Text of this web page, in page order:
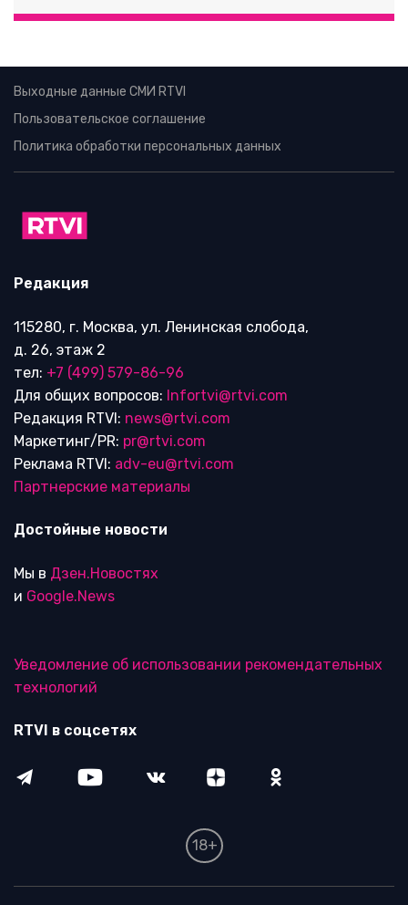
Выходные данные СМИ RTVI
Пользовательское соглашение
Политика обработки персональных данных
Редакция
115280, г. Москва, ул. Ленинская слобода,
д. 26, этаж 2
тел: +7 (499) 579-86-96
Для общих вопросов: Infortvi@rtvi.com
Редакция RTVI: news@rtvi.com
Маркетинг/PR: pr@rtvi.com
Реклама RTVI: adv-eu@rtvi.com
Партнерские материалы
Достойные новости
Мы в Дзен.Новостях
и Google.News
Уведомление об использовании рекомендательных
технологий
RTVI в соцсетях
18+